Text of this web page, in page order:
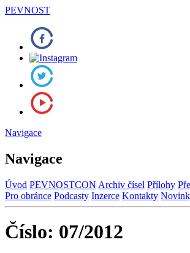
PEVNOST
Navigace
Navigace
Úvod PEVNOSTCON Archiv čísel Přílohy
Pro obránce Podcasty Inzerce Kontakty
Číslo: 07/2012